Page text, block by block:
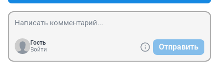
Гость
Войти
Отправить